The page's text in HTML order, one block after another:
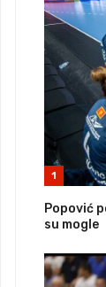
1
Popović
su mogle